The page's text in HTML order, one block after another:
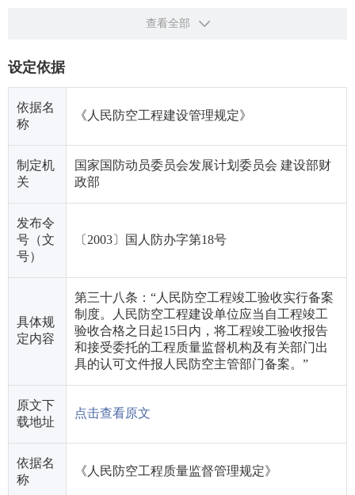
查看全部
设定依据
依据名
称
《人民防空工程建设管理规定》
制定机
关
国家国防动员委员会发展计划委员会 建设部财
政部
发布令
号（文
号）
〔2003〕国人防办字第18号
具体规
定内容
第三十八条：“人民防空工程竣工验收实行备案
制度。人民防空工程建设单位应当自工程竣工
验收合格之日起15日内，将工程竣工验收报告
和接受委托的工程质量监督机构及有关部门出
具的认可文件报人民防空主管部门备案。”
原文下
载地址
点击查看原文
依据名
称
《人民防空工程质量监督管理规定》